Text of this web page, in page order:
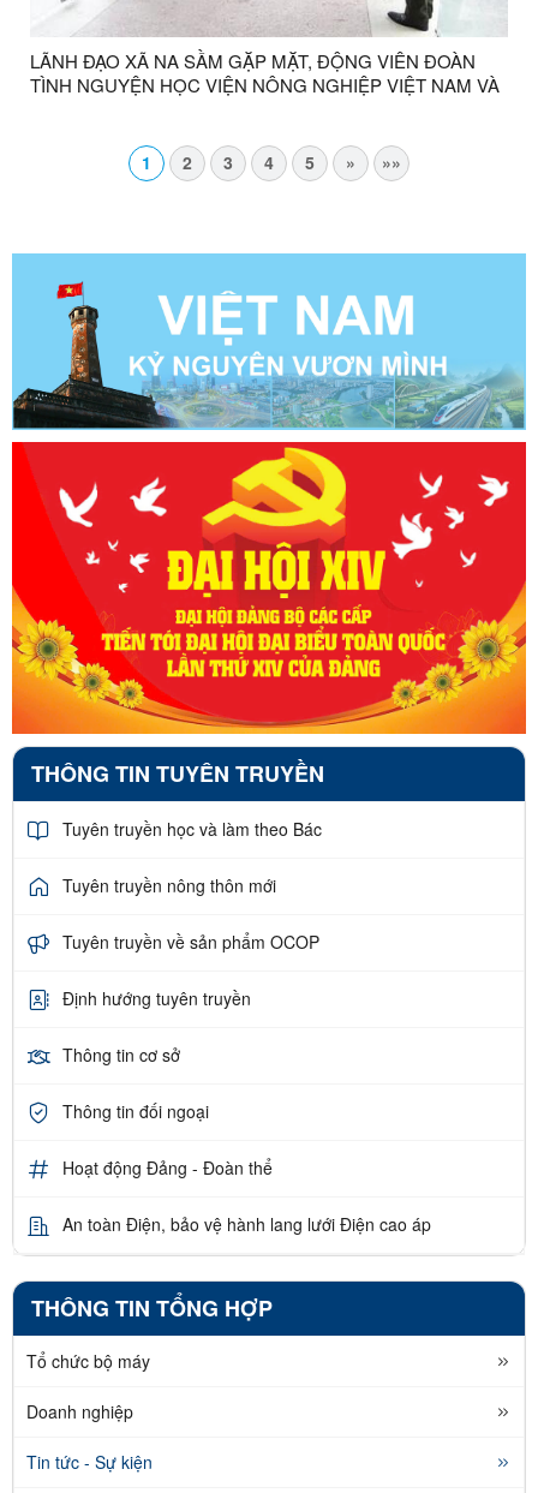
LÃNH ĐẠO XÃ NA SẦM GẶP MẶT, ĐỘNG VIÊN ĐOÀN
TÌNH NGUYỆN HỌC VIỆN NÔNG NGHIỆP VIỆT NAM VÀ
1 2 3 4 5 » »»
THÔNG TIN TUYÊN TRUYỀN
Tuyên truyền học và làm theo Bác
Tuyên truyền nông thôn mới
Tuyên truyền về sản phẩm OCOP
Định hướng tuyên truyền
Thông tin cơ sở
Thông tin đối ngoại
Hoạt động Đảng - Đoàn thể
An toàn Điện, bảo vệ hành lang lưới Điện cao áp
THÔNG TIN TỔNG HỢP
Tổ chức bộ máy
Doanh nghiệp
Tin tức - Sự kiện